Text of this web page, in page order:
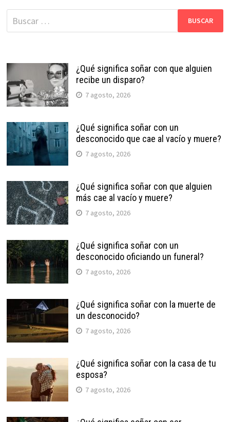
Buscar:
¿Qué significa soñar con que alguien
recibe un disparo?
7 agosto, 2026
¿Qué significa soñar con un
desconocido que cae al vacío y muere?
7 agosto, 2026
¿Qué significa soñar con que alguien
más cae al vacío y muere?
7 agosto, 2026
¿Qué significa soñar con un
desconocido oficiando un funeral?
7 agosto, 2026
¿Qué significa soñar con la muerte de
un desconocido?
7 agosto, 2026
¿Qué significa soñar con la casa de tu
esposa?
7 agosto, 2026